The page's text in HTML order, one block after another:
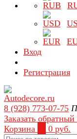
Вход
Регистрация
8 (928) 773-07-75
Заказать
Корзина
0 руб.